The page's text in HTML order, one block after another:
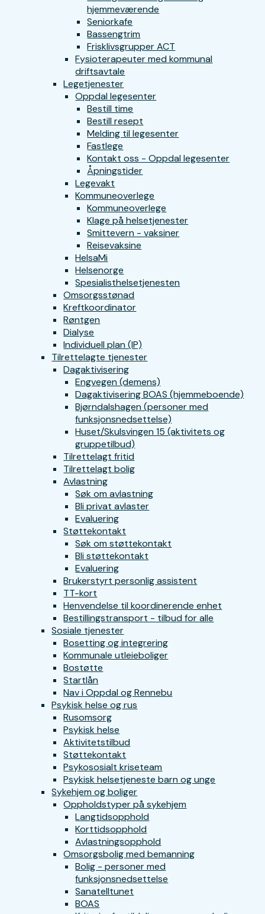
hjemmeværende
Seniorkafe
Bassengtrim
Frisklivsgrupper ACT
Fysioterapeuter med kommunal
driftsavtale
Legetjenester
Oppdal legesenter
Bestill time
Bestill resept
Melding til legesenter
Fastlege
Kontakt oss - Oppdal legesenter
Åpningstider
Legevakt
Kommuneoverlege
Kommuneoverlege
Klage på helsetjenester
Smittevern - vaksiner
Reisevaksine
HelsaMi
Helsenorge
Spesialisthelsetjenesten
Omsorgsstønad
Kreftkoordinator
Røntgen
Dialyse
Individuell plan (IP)
Tilrettelagte tjenester
Dagaktivisering
Engvegen (demens)
Dagaktivisering BOAS (hjemmeboende)
Bjørndalshagen (personer med
funksjonsnedsettelse)
Huset/Skulsvingen 15 (aktivitets og
gruppetilbud)
Tilrettelagt fritid
Tilrettelagt bolig
Avlastning
Søk om avlastning
Bli privat avlaster
Evaluering
Støttekontakt
Søk om støttekontakt
Bli støttekontakt
Evaluering
Brukerstyrt personlig assistent
TT-kort
Henvendelse til koordinerende enhet
Bestillingstransport - tilbud for alle
Sosiale tjenester
Bosetting og integrering
Kommunale utleieboliger
Bostøtte
Startlån
Nav i Oppdal og Rennebu
Psykisk helse og rus
Rusomsorg
Psykisk helse
Aktivitetstilbud
Støttekontakt
Psykososialt kriseteam
Psykisk helsetjeneste barn og unge
Sykehjem og boliger
Oppholdstyper på sykehjem
Langtidsopphold
Korttidsopphold
Avlastningsopphold
Omsorgsbolig med bemanning
Bolig - personer med
funksjonsnedsettelse
Sanatelltunet
BOAS